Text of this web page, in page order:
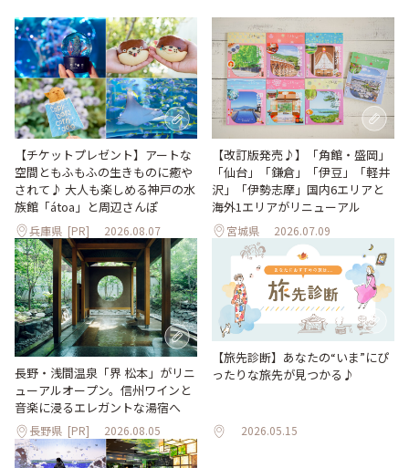
【チケットプレゼント】アートな
空間ともふもふの生きものに癒や
されて♪ 大人も楽しめる神戸の水
族館「átoa」と周辺さんぽ
兵庫県 [PR] 2026.08.07
【改訂版発売♪】「角館・盛岡」
「仙台」「鎌倉」「伊豆」「軽井
沢」「伊勢志摩」国内6エリアと
海外1エリアがリニューアル
宮城県 2026.07.09
長野・浅間温泉「界 松本」がリニ
ューアルオープン。信州ワインと
音楽に浸るエレガントな湯宿へ
長野県 [PR] 2026.08.05
【旅先診断】あなたの“いま”にぴ
ったりな旅先が見つかる♪
2026.05.15